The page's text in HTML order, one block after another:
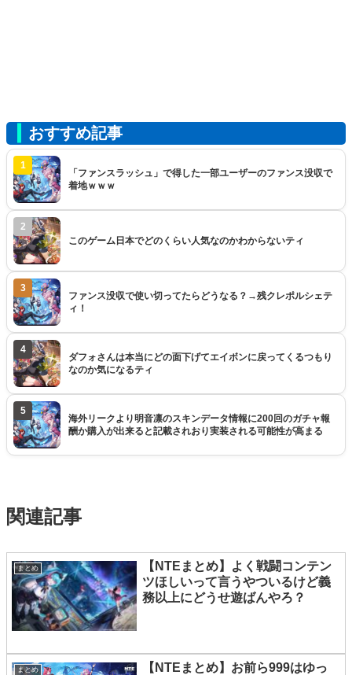
おすすめ記事
1
「ファンスラッシュ」で得した一部ユーザーのファンス没収で
着地ｗｗｗ
2
このゲーム日本でどのくらい人気なのかわからないティ
3
ファンス没収で使い切ってたらどうなる？→残クレポルシェテ
ィ！
4
ダフォさんは本当にどの面下げてエイボンに戻ってくるつもり
なのか気になるティ
5
海外リークより明音凛のスキンデータ情報に200回のガチャ報
酬か購入が出来ると記載されおり実装される可能性が高まる
関連記事
まとめ
【NTEまとめ】よく戦闘コンテン
ツほしいって言うやついるけど義
務以上にどうせ遊ばんやろ？
まとめ
【NTEまとめ】お前ら999はゆっ